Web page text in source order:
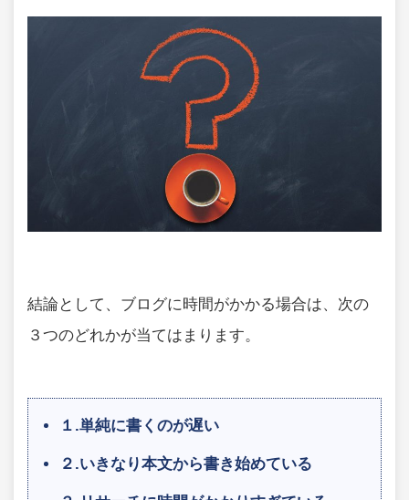
結論として、ブログに時間がかかる場合は、次の
３つのどれかが当てはまります。
１.単純に書くのが遅い
２.いきなり本文から書き始めている